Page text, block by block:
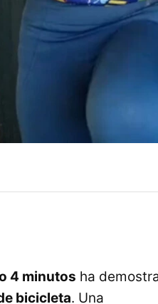
4 minutos ha
bicicleta. Una